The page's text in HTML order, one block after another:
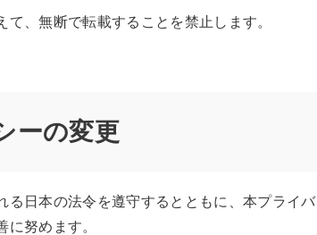
、無断で転載することを禁止します。
ーの変更
る日本の法令を遵守するとともに、本プライバ
に努めます。